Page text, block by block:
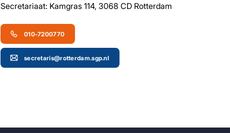
Secretariaat: Kamgras 114, 3068 CD Rotterdam
010-7200770
secretaris@rotterdam.sgp.nl